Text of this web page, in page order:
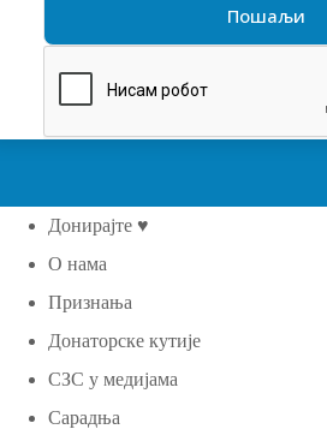
Донирајте ♥
О нама
Признања
Донаторске кутије
СЗС у медијама
Сарадња